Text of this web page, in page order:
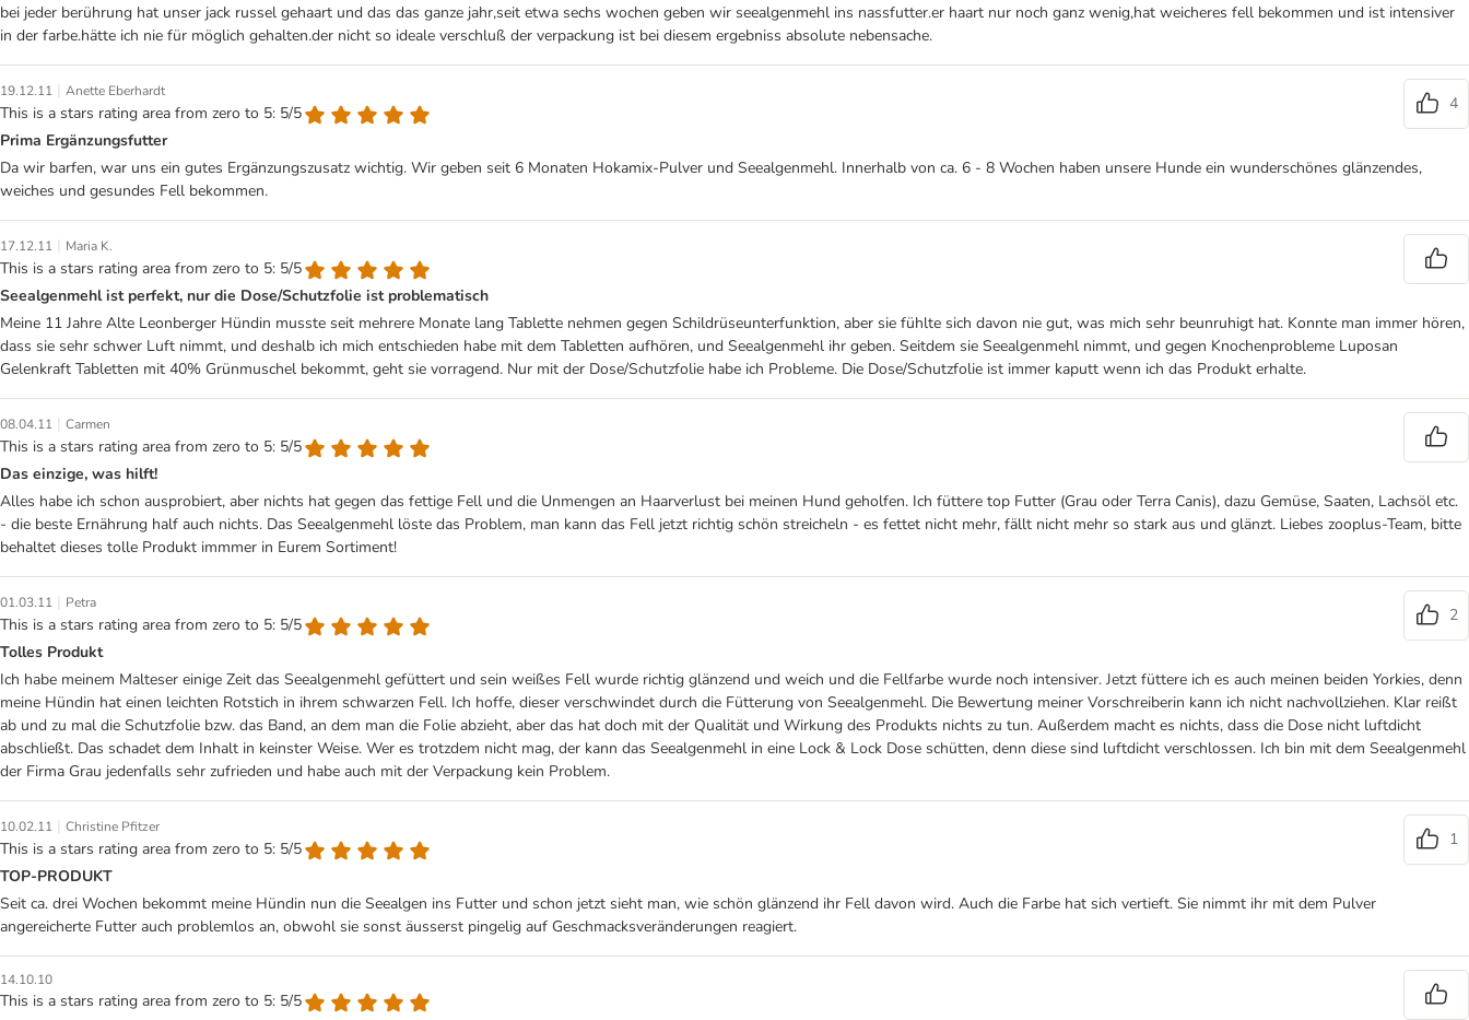
bei jeder berührung hat unser jack russel gehaart und das das ganze jahr,seit etwa sechs wochen geben wir seealgenmehl ins nassfutter.er haart nur noch ganz wenig,hat weicheres fell bekommen und ist intensiver
in der farbe.hätte ich nie für möglich gehalten.der nicht so ideale verschluß der verpackung ist bei diesem ergebniss absolute nebensache.
19.12.11 | Anette Eberhardt
This is a stars rating area from zero to 5: 5/5
4
Prima Ergänzungsfutter
Da wir barfen, war uns ein gutes Ergänzungszusatz wichtig. Wir geben seit 6 Monaten Hokamix-Pulver und Seealgenmehl. Innerhalb von ca. 6 - 8 Wochen haben unsere Hunde ein wunderschönes glänzendes,
weiches und gesundes Fell bekommen.
17.12.11 | Maria K.
This is a stars rating area from zero to 5: 5/5
Seealgenmehl ist perfekt, nur die Dose/Schutzfolie ist problematisch
Meine 11 Jahre Alte Leonberger Hündin musste seit mehrere Monate lang Tablette nehmen gegen Schildrüseunterfunktion, aber sie fühlte sich davon nie gut, was mich sehr beunruhigt hat. Konnte man immer hören,
dass sie sehr schwer Luft nimmt, und deshalb ich mich entschieden habe mit dem Tabletten aufhören, und Seealgenmehl ihr geben. Seitdem sie Seealgenmehl nimmt, und gegen Knochenprobleme Luposan
Gelenkraft Tabletten mit 40% Grünmuschel bekommt, geht sie vorragend. Nur mit der Dose/Schutzfolie habe ich Probleme. Die Dose/Schutzfolie ist immer kaputt wenn ich das Produkt erhalte.
08.04.11 | Carmen
This is a stars rating area from zero to 5: 5/5
Das einzige, was hilft!
Alles habe ich schon ausprobiert, aber nichts hat gegen das fettige Fell und die Unmengen an Haarverlust bei meinen Hund geholfen. Ich füttere top Futter (Grau oder Terra Canis), dazu Gemüse, Saaten, Lachsöl etc.
- die beste Ernährung half auch nichts. Das Seealgenmehl löste das Problem, man kann das Fell jetzt richtig schön streicheln - es fettet nicht mehr, fällt nicht mehr so stark aus und glänzt. Liebes zooplus-Team, bitte
behaltet dieses tolle Produkt immmer in Eurem Sortiment!
01.03.11 | Petra
This is a stars rating area from zero to 5: 5/5
2
Tolles Produkt
Ich habe meinem Malteser einige Zeit das Seealgenmehl gefüttert und sein weißes Fell wurde richtig glänzend und weich und die Fellfarbe wurde noch intensiver. Jetzt füttere ich es auch meinen beiden Yorkies, denn
meine Hündin hat einen leichten Rotstich in ihrem schwarzen Fell. Ich hoffe, dieser verschwindet durch die Fütterung von Seealgenmehl. Die Bewertung meiner Vorschreiberin kann ich nicht nachvollziehen. Klar reißt
ab und zu mal die Schutzfolie bzw. das Band, an dem man die Folie abzieht, aber das hat doch mit der Qualität und Wirkung des Produkts nichts zu tun. Außerdem macht es nichts, dass die Dose nicht luftdicht
abschließt. Das schadet dem Inhalt in keinster Weise. Wer es trotzdem nicht mag, der kann das Seealgenmehl in eine Lock & Lock Dose schütten, denn diese sind luftdicht verschlossen. Ich bin mit dem Seealgenmehl
der Firma Grau jedenfalls sehr zufrieden und habe auch mit der Verpackung kein Problem.
10.02.11 | Christine Pfitzer
This is a stars rating area from zero to 5: 5/5
1
TOP-PRODUKT
Seit ca. drei Wochen bekommt meine Hündin nun die Seealgen ins Futter und schon jetzt sieht man, wie schön glänzend ihr Fell davon wird. Auch die Farbe hat sich vertieft. Sie nimmt ihr mit dem Pulver
angereicherte Futter auch problemlos an, obwohl sie sonst äusserst pingelig auf Geschmacksveränderungen reagiert.
14.10.10
This is a stars rating area from zero to 5: 5/5